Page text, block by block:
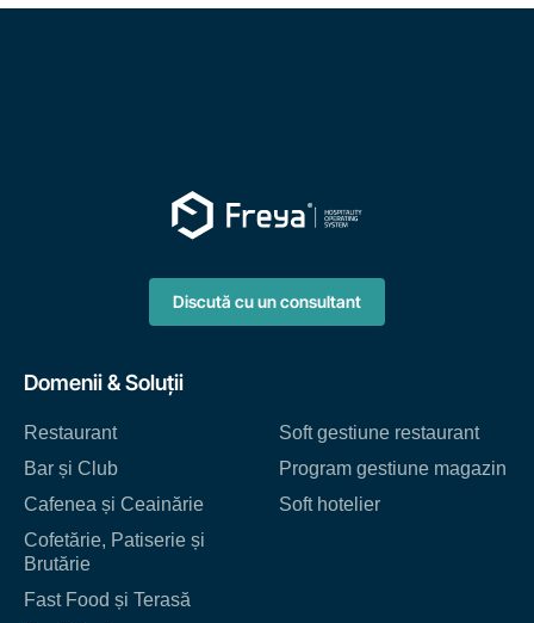
Domenii & Soluții
Restaurant
Bar și Club
Cafenea și Ceainărie
Cofetărie, Patiserie și
Brutărie
Fast Food și Terasă
Soft gestiune restaurant
Program gestiune magazin
Soft hotelier
Discută cu un consultant